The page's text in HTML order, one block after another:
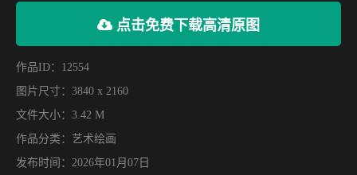
点击免费下载高清原图
作品ID：12554
图片尺寸：3840 x 2160
文件大小：3.42 M
作品分类： 艺术绘画
发布时间：2026年01月07日